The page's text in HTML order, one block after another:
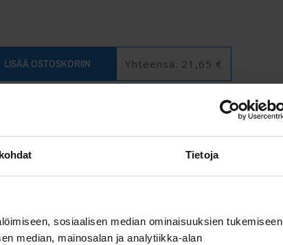
Tietoja
sosiaalisen median ominaisuuksien tukemiseen
median, mainosalan ja analytiikka-alan
LISÄÄ OSTOSKORIIN Yhteensä: 21,65 €